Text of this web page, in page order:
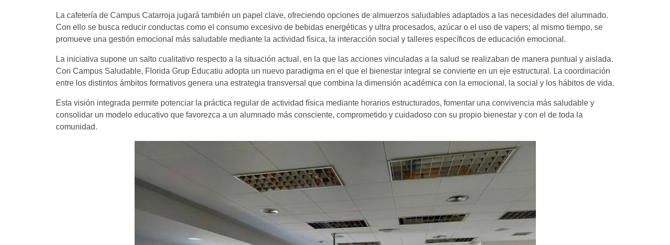
La cafetería de Campus Catarroja jugará también un papel clave, ofreciendo opciones de almuerzos saludables adaptados a las necesidades del alumnado.
Con ello se busca reducir conductas como el consumo excesivo de bebidas energéticas y ultra procesados, azúcar o el uso de vapers; al mismo tiempo, se
promueve una gestión emocional más saludable mediante la actividad física, la interacción social y talleres específicos de educación emocional.
La iniciativa supone un salto cualitativo respecto a la situación actual, en la que las acciones vinculadas a la salud se realizaban de manera puntual y aislada.
Con Campus Saludable, Florida Grup Educatiu adopta un nuevo paradigma en el que el bienestar integral se convierte en un eje estructural. La coordinación
entre los distintos ámbitos formativos genera una estrategia transversal que combina la dimensión académica con la emocional, la social y los hábitos de vida.
Esta visión integrada permite potenciar la práctica regular de actividad física mediante horarios estructurados, fomentar una convivencia más saludable y
consolidar un modelo educativo que favorezca a un alumnado más consciente, comprometido y cuidadoso con su propio bienestar y con el de toda la
comunidad.